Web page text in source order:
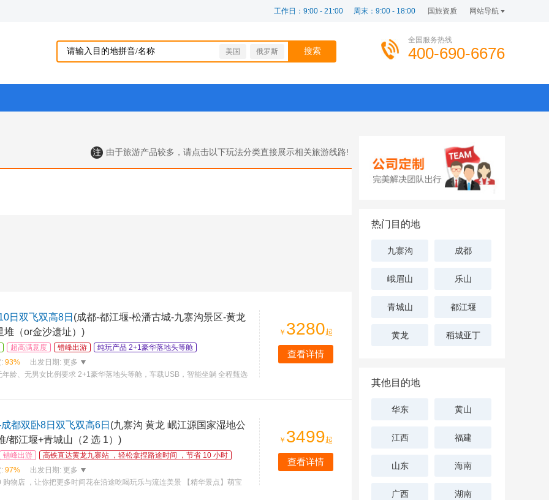
网站导航
国旅资质
工作日：9:00 - 21:00 周末：9:00 - 18:00
美国 俄罗斯
全国服务热线
400-690-6676
由于旅游产品较多，请点击以下玩法分类直接展示相关旅游线路!
日双飞双高8日 (成都-都江堰-松潘古城-九寨沟景区-黄龙
堆（or金沙遗址）)
超高满意度 错峰出游
纯玩产品 2+1豪华落地头等舱
93% 出发日期: 更多
龄、无男女比例要求 2+1豪华落地头等舱，车载USB，智能坐躺 全程甄选
￥ 3280起
查看详情
都双卧8日双飞双高6日 (九寨沟 黄龙 岷江源国家湿地公
/都江堰+青城山（2 选 1）)
错峰出游
高铁直达黄龙九寨站 ，轻松拿捏路途时间 ，节省 10 小时
97% 出发日期: 更多
购物店 ，让你把更多时间花在沿途吃喝玩乐与流连美景 【精华景点】萌宝
￥ 3499起
查看详情
热门目的地
九寨沟 成都
峨眉山 乐山
青城山 都江堰
黄龙 稻城亚丁
其他目的地
华东 黄山
江西 福建
山东 海南
广西 湖南